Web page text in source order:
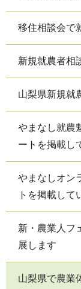
移住相談会で
新規就農者相
山梨県新規就
やまなし就農
ートを掲載し
やまなしオン
トを掲載して
新・農業人フ
展します
山梨県で農業